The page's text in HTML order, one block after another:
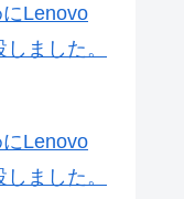
Lenovo
ました。
Lenovo
ました。